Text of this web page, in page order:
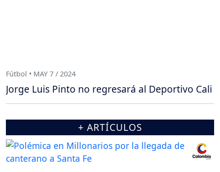
Fútbol • MAY 7 / 2024
Jorge Luis Pinto no regresará al Deportivo Cali
+ ARTÍCULOS